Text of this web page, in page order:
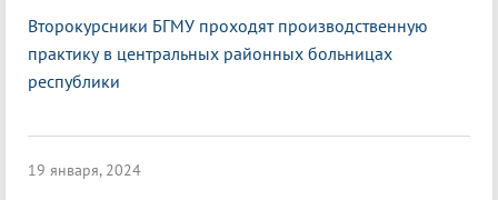
Второкурсники БГМУ проходят производственную
практику в центральных районных больницах
республики
19 января, 2024